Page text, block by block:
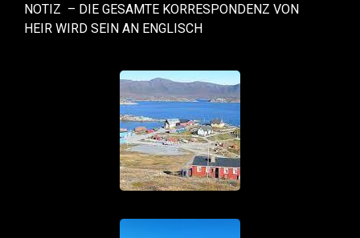
NOTIZ – DIE GESAMTE KORRESPONDENZ VON
HEIR WIRD SEIN AN ENGLISCH